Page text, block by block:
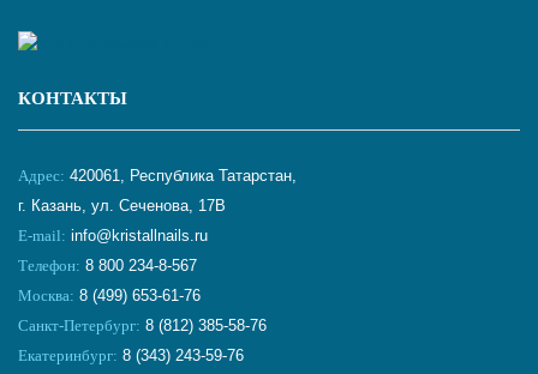
КОНТАКТЫ
Адрес: 420061, Республика Татарстан,
г. Казань, ул. Сеченова, 17В
E-mail: info@kristallnails.ru
Телефон: 8 800 234-8-567
Москва: 8 (499) 653-61-76
Санкт-Петербург: 8 (812) 385-58-76
Екатеринбург: 8 (343) 243-59-76